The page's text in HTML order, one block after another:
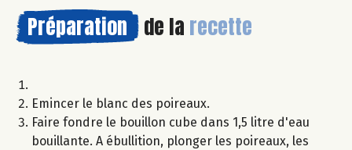
Préparation de la recette
Emincer le blanc des poireaux.
Faire fondre le bouillon cube dans 1,5 litre d'eau
bouillante. A ébullition, plonger les poireaux, les